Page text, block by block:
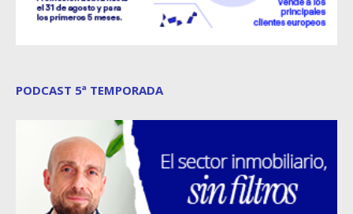
PODCAST 5ª TEMPORADA